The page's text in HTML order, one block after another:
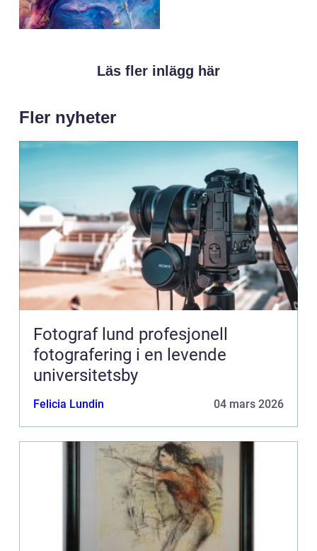
Läs fler inlägg här
Fler nyheter
Fotograf lund profesjonell
fotografering i en levende
universitetsby
Felicia Lundin 04 mars 2026